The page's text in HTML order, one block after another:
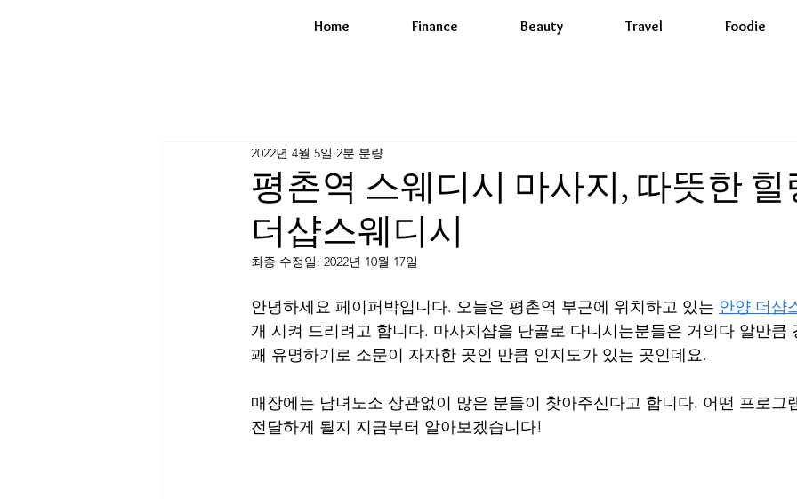
Home Finance Beauty Travel Foodie
평촌역 스웨디시 마사지, 따뜻한 힐
더샵스웨디시
2022년 4월 5일 2분 분량
최종 수정일: 2022년 10월 17일
안녕하세요 페이퍼박입니다. 오늘은 평촌역 부근에 위치하고 있는 안양 더샵
개 시켜 드리려고 합니다. 마사지샵을 단골로 다니시는분들은 거의다 알만큼
꽤 유명하기로 소문이 자자한 곳인 만큼 인지도가 있는 곳인데요.
매장에는 남녀노소 상관없이 많은 분들이 찾아주신다고 합니다. 어떤 프로그
전달하게 될지 지금부터 알아보겠습니다!